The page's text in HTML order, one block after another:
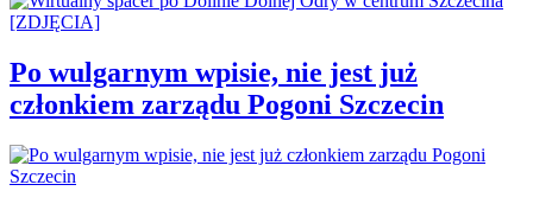
Po wulgarnym wpisie, nie jest już
członkiem zarządu Pogoni Szczecin